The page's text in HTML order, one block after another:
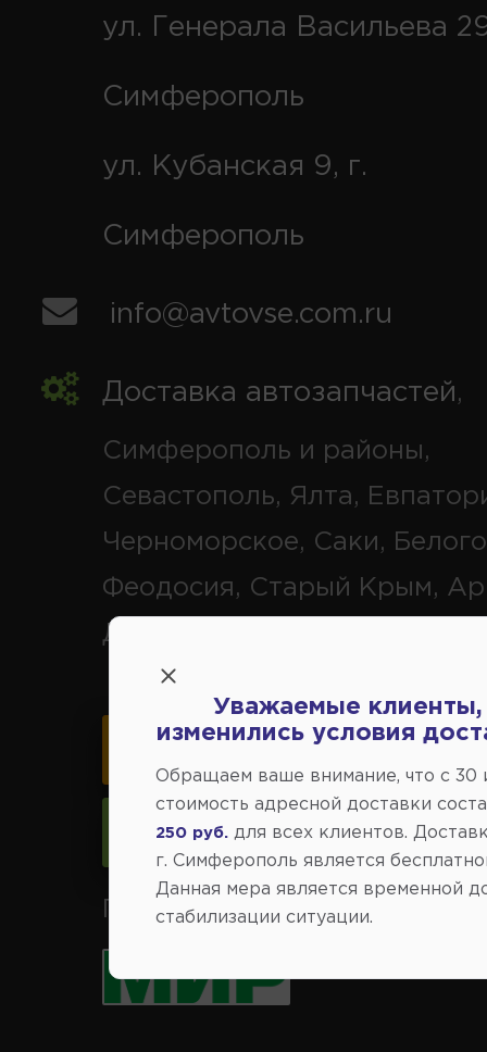
ул. Генерала Васильева
Симферополь
ул. Кубанская 9, г.
Симферополь
info@avtovse.com.ru
Доставка автозапчастей,
Симферополь и районы,
Севастополь, Ялта,
Черноморское, Саки,
Феодосия, Старый Крым,
Джанкой.
Следить за изменениями
Принимаем к оплате карты
Уважаемые клиенты,
изменились условия
Обращаем ваше внимание, что c 30
стоимость адресной доставки
250 руб. для всех клиентов.
г. Симферополь является
Данная мера является временной
стабилизации ситуации.